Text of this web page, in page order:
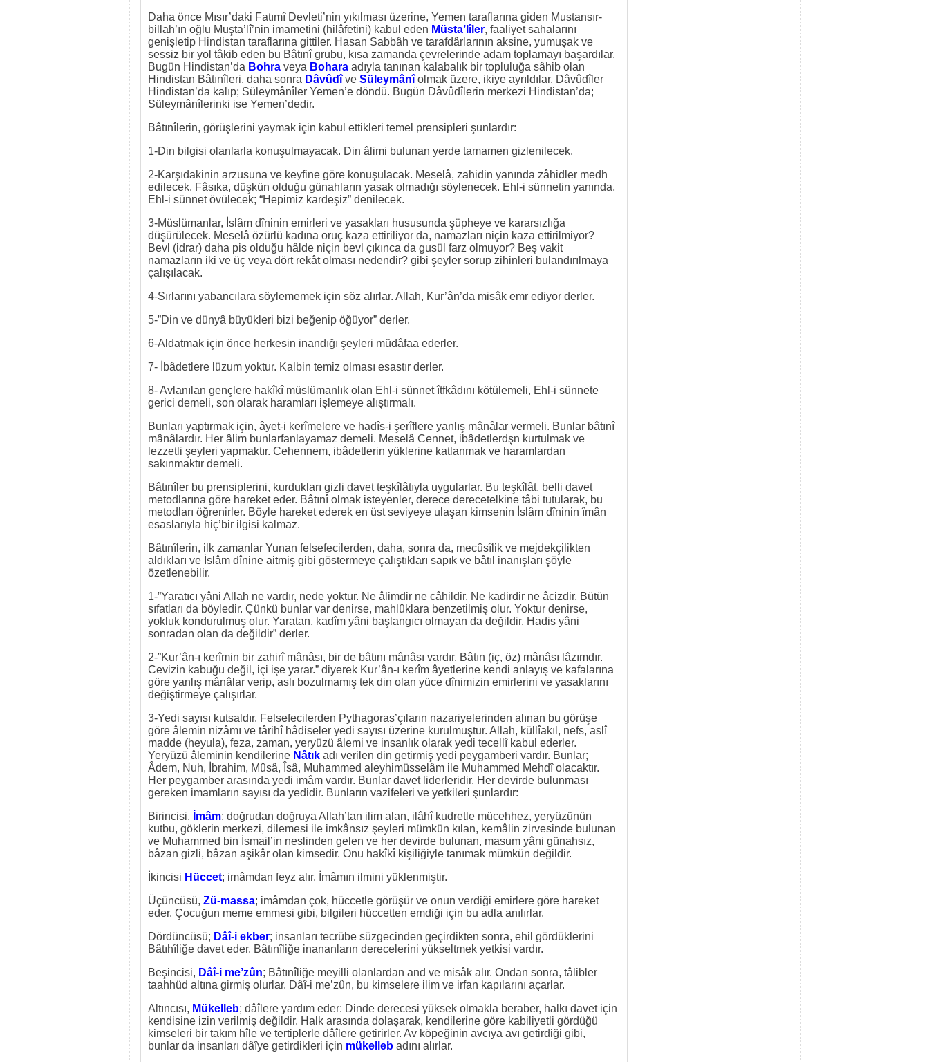
Daha önce Mısır’daki Fatımî Devleti’nin yıkılması üzerine, Yemen taraflarına giden Mustansır-
billah’ın oğlu Muşta’lî’nin imametini (hilâfetini) kabul eden Müsta’lîler, faaliyet sahalarını
genişletip Hindistan taraflarına gittiler. Hasan Sabbâh ve tarafdârlarının aksine, yumuşak ve
sessiz bir yol tâkib eden bu Bâtınî grubu, kısa zamanda çevrelerinde adam toplamayı başardılar.
Bugün Hindistan’da Bohra veya Bohara adıyla tanınan kalabalık bir topluluğa sâhib olan
Hindistan Bâtınîleri, daha sonra Dâvûdîve Süleymânîolmak üzere, ikiye ayrıldılar. Dâvûdîler
Hindistan’da kalıp; Süleymânîler Yemen’e döndü. Bugün Dâvûdîlerin merkezi Hindistan’da;
Süleymânîlerinki ise Yemen’dedir.
Bâtınîlerin, görüşlerini yaymak için kabul ettikleri temel prensipleri şunlardır:
1-Din bilgisi olanlarla konuşulmayacak. Din âlimi bulunan yerde tamamen gizlenilecek.
2-Karşıdakinin arzusuna ve keyfine göre konuşulacak. Meselâ, zahidin yanında zâhidler medh
edilecek. Fâsıka, düşkün olduğu günahların yasak olmadığı söylenecek. Ehl-i sünnetin yanında,
Ehl-i sünnet övülecek; “Hepimiz kardeşiz” denilecek.
3-Müslümanlar, İslâm dîninin emirleri ve yasakları hususunda şüpheye ve kararsızlığa
düşürülecek. Meselâ özürlü kadına oruç kaza ettiriliyor da, namazları niçin kaza ettirilmiyor?
Bevl (idrar) daha pis olduğu hâlde niçin bevl çıkınca da gusül farz olmuyor? Beş vakit
namazların iki ve üç veya dört rekât olması nedendir? gibi şeyler sorup zihinleri bulandırılmaya
çalışılacak.
4-Sırlarını yabancılara söylememek için söz alırlar. Allah, Kur’ân’da misâk emr ediyor derler.
5-”Din ve dünyâ büyükleri bizi beğenip öğüyor” derler.
6-Aldatmak için önce herkesin inandığı şeyleri müdâfaa ederler.
7- İbâdetlere lüzum yoktur. Kalbin temiz olması esastır derler.
8- Avlanılan gençlere hakîkî müslümanlık olan Ehl-i sünnet îtfkâdını kötülemeli, Ehl-i sünnete
gerici demeli, son olarak haramları işlemeye alıştırmalı.
Bunları yaptırmak için, âyet-i kerîmelere ve hadîs-i şerîflere yanlış mânâlar vermeli. Bunlar bâtınî
mânâlardır. Her âlim bunlarfanlayamaz demeli. Meselâ Cennet, ibâdetlerdşn kurtulmak ve
lezzetli şeyleri yapmaktır. Cehennem, ibâdetlerin yüklerine katlanmak ve haramlardan
sakınmaktır demeli.
Bâtınîler bu prensiplerini, kurdukları gizli davet teşkîlâtıyla uygularlar. Bu teşkîlât, belli davet
metodlarına göre hareket eder. Bâtınî olmak isteyenler, derece derecetelkine tâbi tutularak, bu
metodları öğrenirler. Böyle hareket ederek en üst seviyeye ulaşan kimsenin İslâm dîninin îmân
esaslarıyla hiç’bir ilgisi kalmaz.
Bâtınîlerin, ilk zamanlar Yunan felsefecilerden, daha, sonra da, mecûsîlik ve mejdekçilikten
aldıkları ve İslâm dînine aitmiş gibi göstermeye çalıştıkları sapık ve bâtıl inanışları şöyle
özetlenebilir.
1-”Yaratıcı yâni Allah ne vardır, nede yoktur. Ne âlimdir ne câhildir. Ne kadirdir ne âcizdir. Bütün
sıfatları da böyledir. Çünkü bunlar var denirse, mahlûklara benzetilmiş olur. Yoktur denirse,
yokluk kondurulmuş olur. Yaratan, kadîm yâni başlangıcı olmayan da değildir. Hadis yâni
sonradan olan da değildir” derler.
2-”Kur’ân-ı kerîmin bir zahirî mânâsı, bir de bâtını mânâsı vardır. Bâtın (iç, öz) mânâsı lâzımdır.
Cevizin kabuğu değil, içi işe yarar.” diyerek Kur’ân-ı kerîm âyetlerine kendi anlayış ve kafalarına
göre yanlış mânâlar verip, aslı bozulmamış tek din olan yüce dînimizin emirlerini ve yasaklarını
değiştirmeye çalışırlar.
3-Yedi sayısı kutsaldır. Felsefecilerden Pythagoras’çıların nazariyelerinden alınan bu görüşe
göre âlemin nizâmı ve târihî hâdiseler yedi sayısı üzerine kurulmuştur. Allah, küllîakıl, nefs, aslî
madde (heyula), feza, zaman, yeryüzü âlemi ve insanlık olarak yedi tecellî kabul ederler.
Yeryüzü âleminin kendilerine Nâtık adı verilen din getirmiş yedi peygamberi vardır. Bunlar;
Âdem, Nuh, İbrahim, Mûsâ, Îsâ, Muhammed aleyhimüsselâm ile Muhammed Mehdî olacaktır.
Her peygamber arasında yedi imâm vardır. Bunlar davet liderleridir. Her devirde bulunması
gereken imamların sayısı da yedidir. Bunların vazifeleri ve yetkileri şunlardır:
Birincisi, İmâm; doğrudan doğruya Allah’tan ilim alan, ilâhî kudretle mücehhez, yeryüzünün
kutbu, göklerin merkezi, dilemesi ile imkânsız şeyleri mümkün kılan, kemâlin zirvesinde bulunan
ve Muhammed bin İsmail’in neslinden gelen ve her devirde bulunan, masum yâni günahsız,
bâzan gizli, bâzan aşikâr olan kimsedir. Onu hakîkî kişiliğiyle tanımak mümkün değildir.
İkincisi Hüccet; imâmdan feyz alır. İmâmın ilmini yüklenmiştir.
Üçüncüsü, Zü-massa; imâmdan çok, hüccetle görüşür ve onun verdiği emirlere göre hareket
eder. Çocuğun meme emmesi gibi, bilgileri hüccetten emdiği için bu adla anılırlar.
Dördüncüsü; Dâî-i ekber; insanları tecrübe süzgecinden geçirdikten sonra, ehil gördüklerini
Bâtıhîliğe davet eder. Bâtınîliğe inananların derecelerini yükseltmek yetkisi vardır.
Beşincisi, Dâî-i me’zûn; Bâtınîliğe meyilli olanlardan and ve misâk alır. Ondan sonra, tâlibler
taahhüd altına girmiş olurlar. Dâî-i me’zûn, bu kimselere ilim ve irfan kapılarını açarlar.
Altıncısı, Mükelleb; dâîlere yardım eder: Dinde derecesi yüksek olmakla beraber, halkı davet için
kendisine izin verilmiş değildir. Halk arasında dolaşarak, kendilerine göre kabiliyetli gördüğü
kimseleri bir takım hîle ve tertiplerle dâîlere getirirler. Av köpeğinin avcıya avı getirdiği gibi,
bunlar da insanları dâîye getirdikleri için mükelleb adını alırlar.